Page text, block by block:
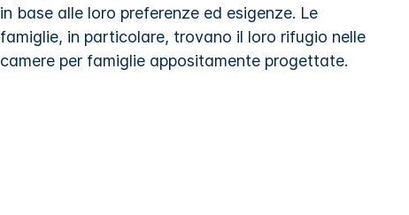
in base alle loro preferenze ed esigenze. Le
famiglie, in particolare, trovano il loro rifugio nelle
camere per famiglie appositamente progettate.